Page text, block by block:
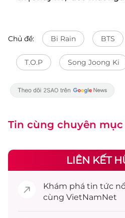
Chủ đề: Bi Rain BTS
T.O.P Song Joong Ki
Tin cùng chuyên mục
LIÊN KẾT
Khám phá tin tức
cùng VietNamNet